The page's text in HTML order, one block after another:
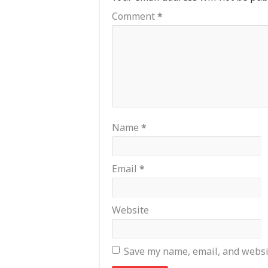
Comment*
Name *
Email *
Website
Save my name, email, and